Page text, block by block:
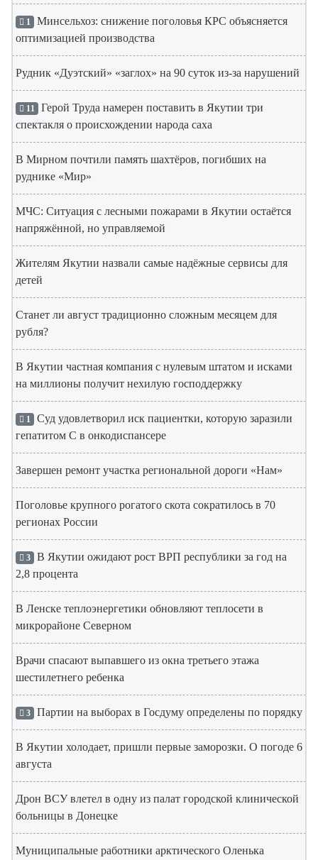
1 Минсельхоз: снижение поголовья КРС объясняется
оптимизацией производства
Рудник «Дуэтский» «заглох» на 90 суток из-за нарушений
11 Герой Труда намерен поставить в Якутии три
спектакля о происхождении народа саха
В Мирном почтили память шахтёров, погибших на
руднике «Мир»
МЧС: Ситуация с лесными пожарами в Якутии остаётся
напряжённой, но управляемой
Жителям Якутии назвали самые надёжные сервисы для
детей
Станет ли август традиционно сложным месяцем для
рубля?
В Якутии частная компания с нулевым штатом и исками
на миллионы получит нехилую господдержку
1 Суд удовлетворил иск пациентки, которую заразили
гепатитом С в онкодиспансере
Завершен ремонт участка региональной дороги «Нам»
Поголовье крупного рогатого скота сократилось в 70
регионах России
3 В Якутии ожидают рост ВРП республики за год на
2,8 процента
В Ленске теплоэнергетики обновляют теплосети в
микрорайоне Северном
Врачи спасают выпавшего из окна третьего этажа
шестилетнего ребенка
3 Партии на выборах в Госдуму определены по порядку
В Якутии холодает, пришли первые заморозки. О погоде 6
августа
Дрон ВСУ влетел в одну из палат городской клинической
больницы в Донецке
Муниципальные работники арктического Оленька